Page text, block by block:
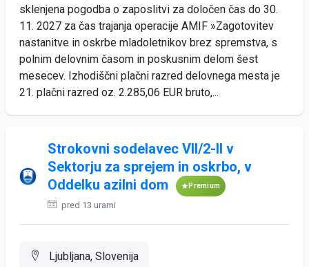
sklenjena pogodba o zaposlitvi za določen čas do 30.
11. 2027 za čas trajanja operacije AMIF »Zagotovitev
nastanitve in oskrbe mladoletnikov brez spremstva, s
polnim delovnim časom in poskusnim delom šest
mesecev. Izhodiščni plačni razred delovnega mesta je
21. plačni razred oz. 2.285,06 EUR bruto,...
Strokovni sodelavec VII/2-II v
Sektorju za sprejem in oskrbo, v
Oddelku azilni dom
Premium
pred 13 urami
Ljubljana, Slovenija